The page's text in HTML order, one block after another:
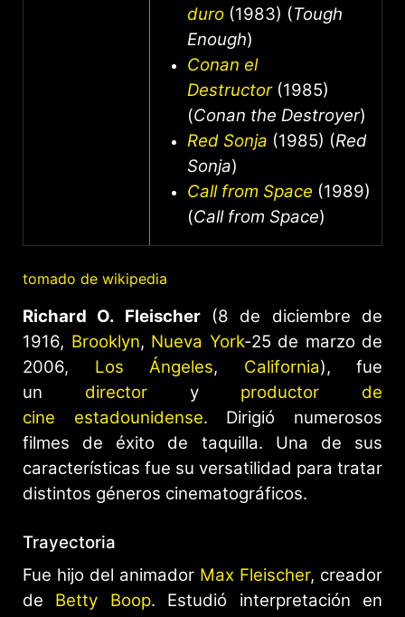
duro (1983) (Tough
Enough)
Conan el
Destructor(1985)
(Conan the Destroyer)
Red Sonja (1985) (Red
Sonja)
Call from Space (1989)
(Call from Space)
tomado de wikipedia
Richard O. Fleischer(8 de diciembre de
1916, Brooklyn, Nueva York-25 de marzo de
2006, Los Ángeles, California), fue
un directory productor de
cine
estadounidense. Dirigió numerosos
filmes de éxito de taquilla. Una de sus
características fue su versatilidad para tratar
distintos géneros cinematográficos.
Trayectoria
Fue hijo del animador Max Fleischer, creador
de Betty Boop. Estudió interpretación en